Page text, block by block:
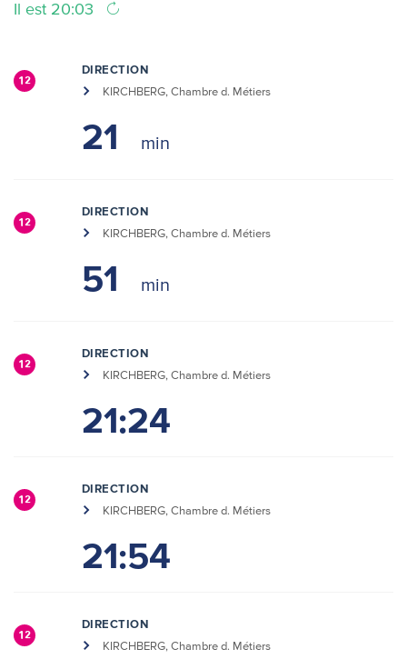
Il est 20:03
12
DIRECTION
KIRCHBERG, Chambre d. Métiers
21
12
DIRECTION
KIRCHBERG, Chambre d. Métiers
51
12
DIRECTION
KIRCHBERG, Chambre d. Métiers
21:24
12
DIRECTION
KIRCHBERG, Chambre d. Métiers
21:54
12
DIRECTION
KIRCHBERG, Chambre d. Métiers